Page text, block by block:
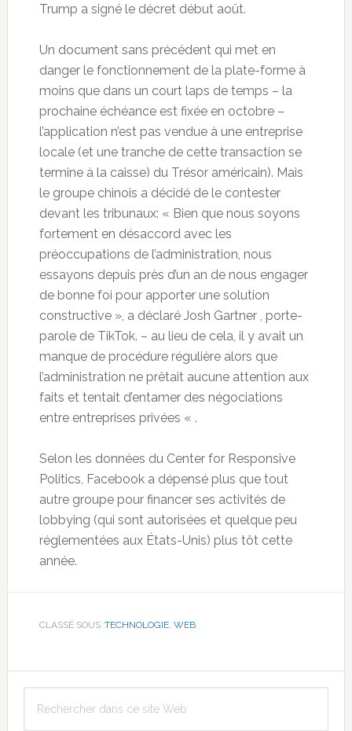
Trump a signé le décret début août.
Un document sans précédent qui met en
danger le fonctionnement de la plate-forme à
moins que dans un court laps de temps – la
prochaine échéance est fixée en octobre –
l’application n’est pas vendue à une entreprise
locale (et une tranche de cette transaction se
termine à la caisse) du Trésor américain). Mais
le groupe chinois a décidé de le contester
devant les tribunaux: « Bien que nous soyons
fortement en désaccord avec les
préoccupations de l’administration, nous
essayons depuis près d’un an de nous engager
de bonne foi pour apporter une solution
constructive », a déclaré Josh Gartner , porte-
parole de TikTok. – au lieu de cela, il y avait un
manque de procédure régulière alors que
l’administration ne prêtait aucune attention aux
faits et tentait d’entamer des négociations
entre entreprises privées « .
Selon les données du Center for Responsive
Politics, Facebook a dépensé plus que tout
autre groupe pour financer ses activités de
lobbying (qui sont autorisées et quelque peu
réglementées aux États-Unis) plus tôt cette
année.
CLASSÉ SOUS :TECHNOLOGIE, WEB
Barre
latérale
dans